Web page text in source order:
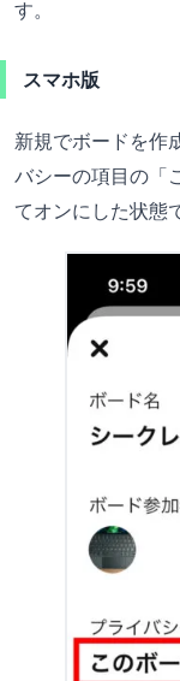
す。
スマホ版
新規でボードを作
バシーの項目の「
てオンにした状態